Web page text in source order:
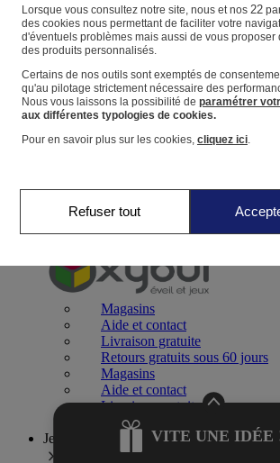
Vos informations personnelles
Suivre une commande
Magasin
Panier
Favoris
Jeux 0-2 ans
Magasins
Aide et contact
Livraison gratuite
Retours gratuits sous 60 jours
Magasins
Aide et contact
Livraison gratuite
Retours gratuits sous 60 jours
Jeux 2-4 ans
VITE UNE IDÉE
Lorsque vous consultez notre site, nous et nos 22
des cookies nous permettant de faciliter votre
d'éventuels problèmes mais aussi de vous proposer
des produits personnalisés.
Certains de nos outils sont exemptés de
qu'au pilotage strictement nécessaire des
Nous vous laissons la possibilité de paramétrer
aux différentes typologies de cookies.
Pour en savoir plus sur les cookies, cliquez ici.
Refuser tout